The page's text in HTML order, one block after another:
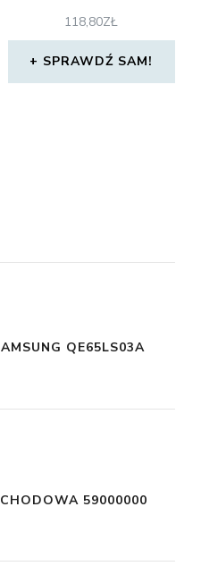
118,80ZŁ
SPRAWDŹ SAM!
QE65LS03A
59000000